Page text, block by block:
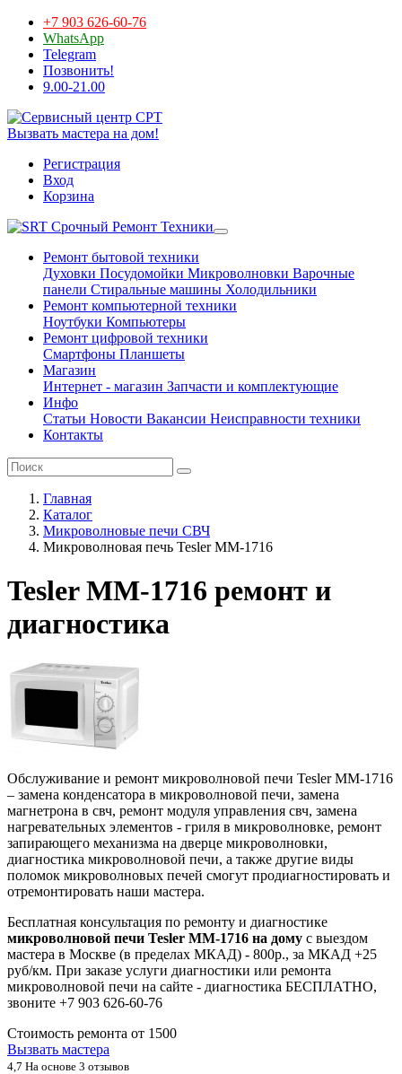
+7 903 626-60-76
WhatsApp
Telegram
Позвонить!
9.00-21.00
Вызвать мастера на дом!
Регистрация
Вход
Корзина
Срочный Ремонт Техники
Ремонт бытовой техники
Духовки Посудомойки Микроволновки Варочные
панели Стиральные машины Холодильники
Ремонт компьютерной техники
Ноутбуки Компьютеры
Ремонт цифровой техники
Смартфоны Планшеты
Магазин
Интернет - магазин Запчасти и комплектующие
Инфо
Статьи Новости Вакансии Неисправности техники
Контакты
Главная
Каталог
Микроволновые печи СВЧ
Микроволновая печь Tesler MM-1716
Tesler MM-1716 ремонт и
диагностика
Обслуживание и ремонт микроволновой печи Tesler MM-1716
– замена конденсатора в микроволновой печи, замена
магнетрона в свч, ремонт модуля управления свч, замена
нагревательных элементов - гриля в микроволновке, ремонт
запирающего механизма на дверце микроволновки,
диагностика микроволновой печи, а также другие виды
поломок микроволновых печей смогут продиагностировать и
отремонтировать наши мастера.
Бесплатная консультация по ремонту и диагностике
микроволновой печи Tesler MM-1716 на дому с выездом
мастера в Москве (в пределах МКАД) - 800р., за МКАД +25
руб/км. При заказе услуги диагностики или ремонта
микроволновой печи на сайте - диагностика БЕСПЛАТНО,
звоните +7 903 626-60-76
Стоимость ремонта от 1500
Вызвать мастера
4,7 На основе 3 отзывов